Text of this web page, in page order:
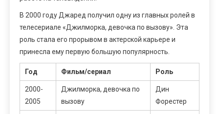
В 2000 году Джаред получил одну из главных ролей в
телесериале «Джилморка, девочка по вызову». Эта
роль стала его прорывом в актерской карьере и
принесла ему первую большую популярность.
Год Фильм/сериал Роль
2000-
2005
Джилморка, девочка по
вызову
Дин
Форестер